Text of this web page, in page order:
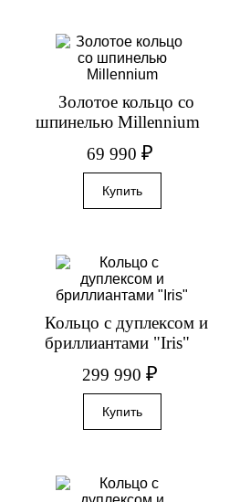
Золотое кольцо со
шпинелью Millennium
69 990 ₽
Кольцо с дуплексом и
бриллиантами "Iris"
299 990 ₽